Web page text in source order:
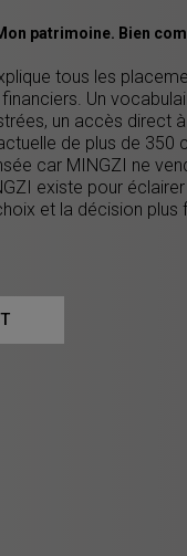
patrimoine. Bien
tous les
Un
un accès direct
de plus de 350
car MINGZI ne
existe pour
et la décision plus